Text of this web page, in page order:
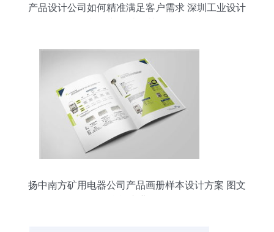
产品设计公司如何精准满足客户需求 深圳工业设计
扬中南方矿用电器公司产品画册样本设计方案 图文